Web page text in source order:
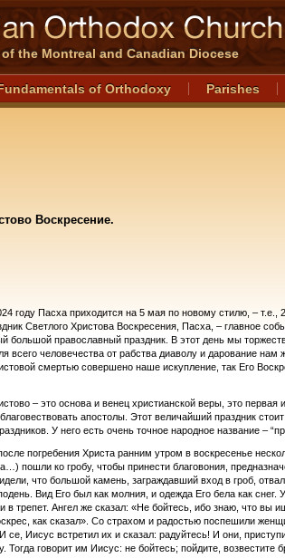
the Montreal and Canadian Diocese
of Orthodoxy Parishes
Воскресение.
году Пасха приходится на 5 мая по новому стилю, – т.е.,
Светлого Христова Воскресения, Пасха, – главное
большой православный праздник. В этот день мы
всего человечества от рабства диаволу и дарование нам
смертью совершено наше искупление, так Его
– это основа и венец христианской веры, это первая
апостолы. Этот величайший праздник
У него есть очень точное народное название –
погребения Христа ранним утром в воскресенье
пошли ко гробу, чтобы принести благовония,
что большой камень, заграждавший вход в гроб,
Вид Его был как молния, и одежда Его бела как снег.
трепет. Ангел же сказал: «Не бойтесь, ибо знаю, что вы
как сказал». Со страхом и радостью поспешили
се, Иисус встретил их и сказал: радуйтесь! И они,
Тогда говорит им Иисус: не бойтесь; пойдите,